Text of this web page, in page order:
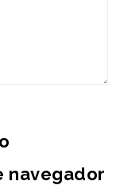
navegador